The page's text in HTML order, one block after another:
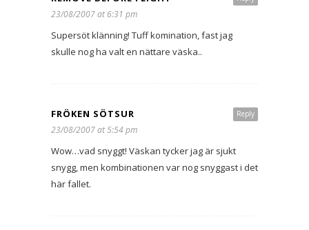
23/08/2007 at 6:31 pm
Supersöt klänning! Tuff komination, fast jag
skulle nog ha valt en nättare väska..
Reply
FRÖKEN SÖTSUR
23/08/2007 at 5:54 pm
Wow…vad snyggt! Väskan tycker jag är sjukt
snygg, men kombinationen var nog snyggast i det
här fallet.